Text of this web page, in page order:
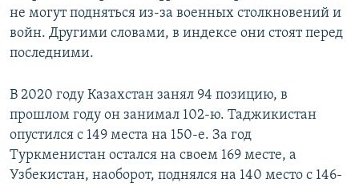
не могут подняться из-за военных столкновений и
войн. Другими словами, в индексе они стоят перед
последними.
В 2020 году Казахстан занял 94 позицию, в
прошлом году он занимал 102-ю. Таджикистан
опустился с 149 места на 150-е. За год
Туркменистан остался на своем 169 месте, а
Узбекистан, наоборот, поднялся на 140 место с 146-